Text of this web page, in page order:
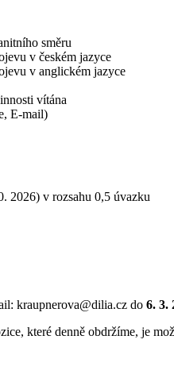
směru
v českém jazyce
v anglickém jazyce
vítána
E-mail)
2026) v rozsahu 0,5 úvazku
kraupnerova@dilia.cz do 6. 3.
které denně obdržíme, je